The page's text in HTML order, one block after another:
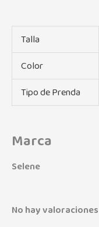
Talla
Color
Tipo de Prenda
Marca
Selene
No hay